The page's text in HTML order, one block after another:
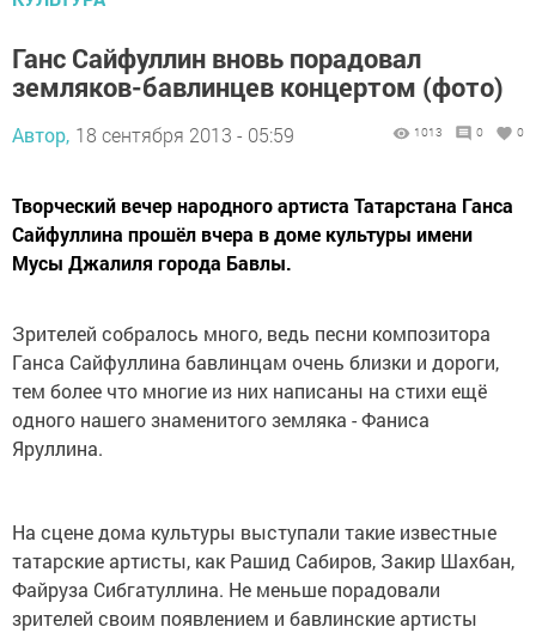
Ганс Сайфуллин вновь порадовал
земляков-бавлинцев концертом (фото)
Автор, 18 сентября 2013 - 05:59 1013 0 0
Творческий вечер народного артиста Татарстана Ганса
Сайфуллина прошёл вчера в доме культуры имени
Мусы Джалиля города Бавлы.
Зрителей собралось много, ведь песни композитора
Ганса Сайфуллина бавлинцам очень близки и дороги,
тем более что многие из них написаны на стихи ещё
одного нашего знаменитого земляка - Фаниса
Яруллина.
На сцене дома культуры выступали такие известные
татарские артисты, как Рашид Сабиров, Закир Шахбан,
Файруза Сибгатуллина. Не меньше порадовали
зрителей своим появлением и бавлинские артисты